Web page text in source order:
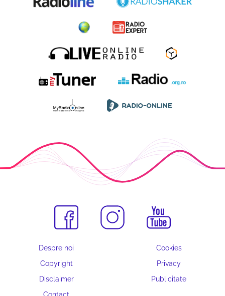
Despre noi
Cookies
Copyright
Privacy
Disclaimer
Publicitate